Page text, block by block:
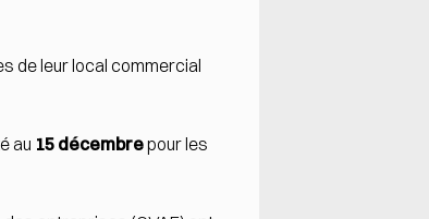
de leur local commercial
au 15 décembrepour les